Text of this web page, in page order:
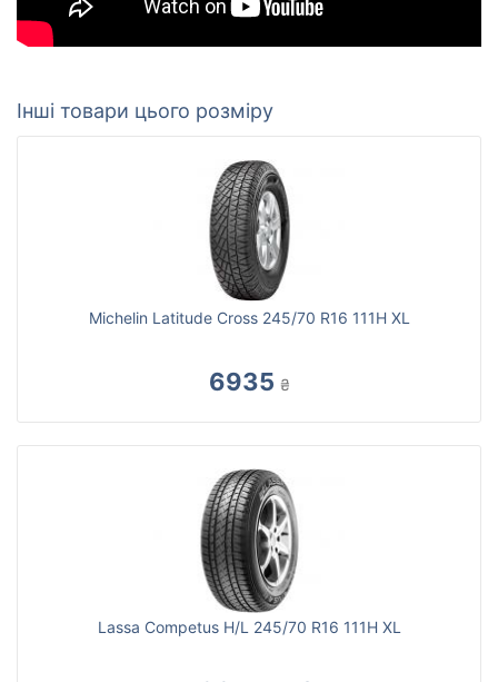
Інші товари цього розміру
Michelin Latitude Cross 245/70 R16 111H XL
6935 ₴
Lassa Competus H/L 245/70 R16 111H XL